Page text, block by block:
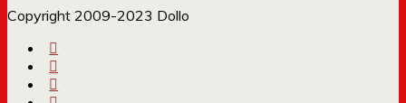
Copyright 2009-2023 Dollo